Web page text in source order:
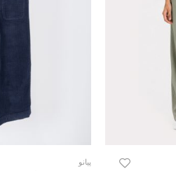
پیانو